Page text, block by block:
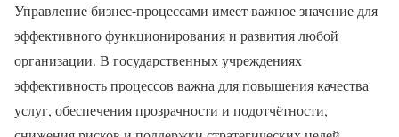
Управление бизнес-процессами имеет важное значение для
эффективного функционирования и развития любой
организации. В государственных учреждениях
эффективность процессов важна для повышения качества
услуг, обеспечения прозрачности и подотчётности,